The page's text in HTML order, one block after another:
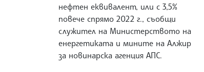
нефтен еквивалент, или с 3,5%
повече спрямо 2022 г., съобщи
служител на Министерството на
енергетиката и мините на Алжир
за новинарска агенция АПС.